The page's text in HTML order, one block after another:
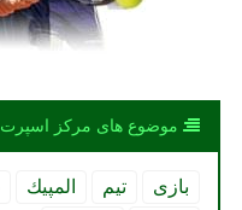
موضوع های مركز اسپرت
بازی تیم المپیك